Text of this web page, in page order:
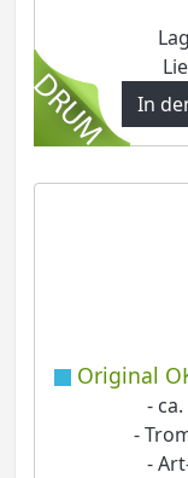
In
Original
-
-
-